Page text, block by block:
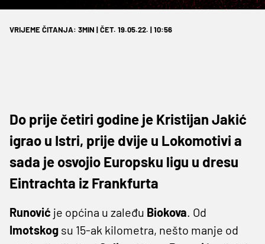
VRIJEME ČITANJA: 3MIN | ČET. 19.05.22. | 10:56
Do prije četiri godine je Kristijan Jakić
igrao u Istri, prije dvije u Lokomotivi a
sada je osvojio Europsku ligu u dresu
Eintrachta iz Frankfurta
Runović je općina u zaleđu Biokova. Od
Imotskog su 15-ak kilometra, nešto manje od